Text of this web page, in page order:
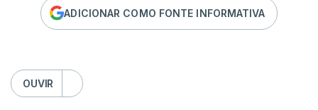
ADICIONAR COMO FONTE INFORMATIVA
OUVIR